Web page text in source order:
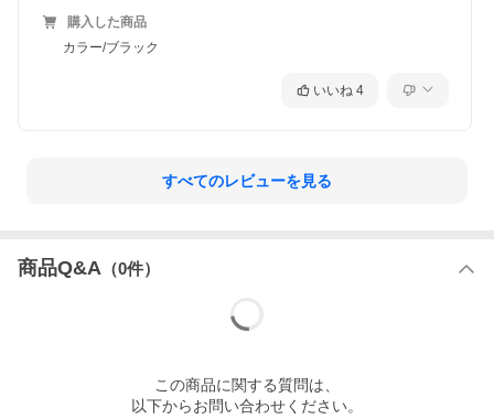
購入した商品
カラー/ブラック
いいね 4
すべてのレビューを見る
商品Q&A （0件）
この商品に関する質問は、
以下からお問い合わせください。